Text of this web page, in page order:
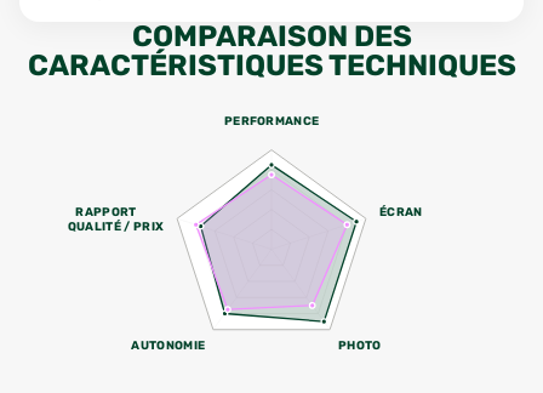
COMPARAISON DES
CARACTÉRISTIQUES TECHNIQUES
PERFORMANCE
ÉCRAN
PHOTO
AUTONOMIE
RAPPORT
QUALITÉ / PRIX